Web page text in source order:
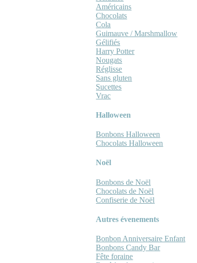
Américains
Chocolats
Cola
Guimauve / Marshmallow
Gélifiés
Harry Potter
Nougats
Réglisse
Sans gluten
Sucettes
Vrac
Halloween
Bonbons Halloween
Chocolats Halloween
Noël
Bonbons de Noël
Chocolats de Noël
Confiserie de Noël
Autres évenements
Bonbon Anniversaire Enfant
Bonbons Candy Bar
Fête foraine